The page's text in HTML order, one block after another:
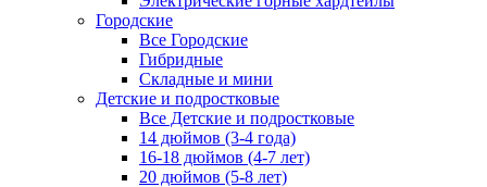
Городские
Все Городские
Гибридные
Складные и мини
Детские и подростковые
Все Детские и подростковые
14 дюймов (3-4 года)
16-18 дюймов (4-7 лет)
20 дюймов (5-8 лет)